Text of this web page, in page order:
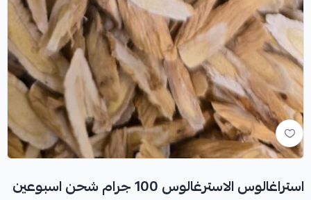
استراغالوس الاسترغالوس 100 جرام شحن اسبوعين